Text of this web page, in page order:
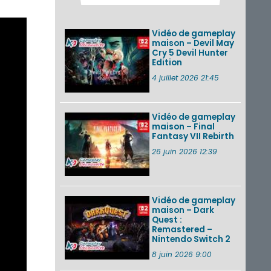
Fire Emblem :
complet du Direct,
des séquences de
game...
Pokémon GO : les
Un Fire Emblem :
Fortune’s Weave
Direct d’environ 20
VOIR PLUS DE NEWS
Vidéo de gameplay
maison – Devil May
Cry 5 Devil Hunter
Edition
4 juillet 2026 21:45
Vidéo de gameplay
maison – Final
Fantasy VII Rebirth
26 juin 2026 12:39
Vidéo de gameplay
maison – Dark
Quest :
Remastered –
Nintendo Switch 2
8 juin 2026 9:00